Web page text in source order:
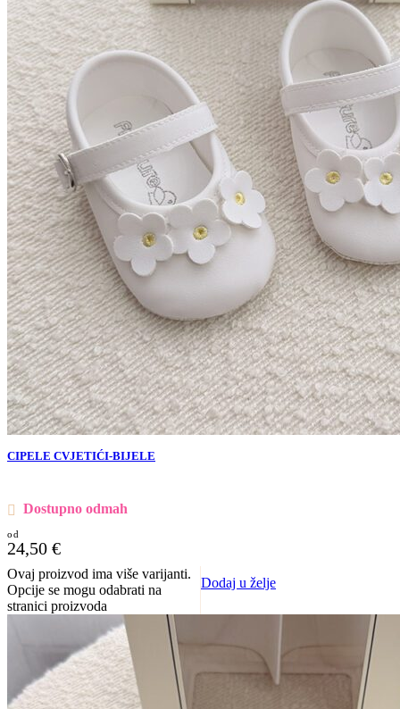
CIPELE CVJETIĆI-BIJELE
Dostupno odmah
24,50 €
Ovaj proizvod ima više varijanti.
Opcije se mogu odabrati na
stranici proizvoda
Dodaj u želje